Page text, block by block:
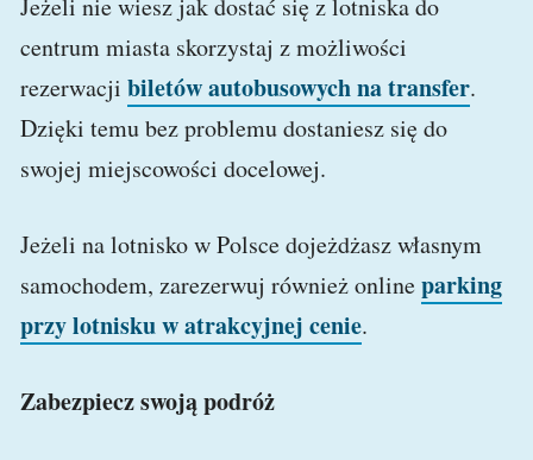
Jeżeli nie wiesz jak dostać się z lotniska do
centrum miasta skorzystaj z możliwości
rezerwacji biletów autobusowych na transfer.
Dzięki temu bez problemu dostaniesz się do
swojej miejscowości docelowej.
Jeżeli na lotnisko w Polsce dojeżdżasz własnym
samochodem, zarezerwuj również onlineparking
przy lotnisku w atrakcyjnej cenie.
Zabezpiecz swoją podróż